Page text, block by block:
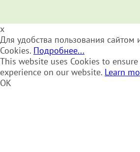
x
Для удобства пользования сайтом
Cookies. Подробнее...
This website uses Cookies to
experience on our website. Learn
OK